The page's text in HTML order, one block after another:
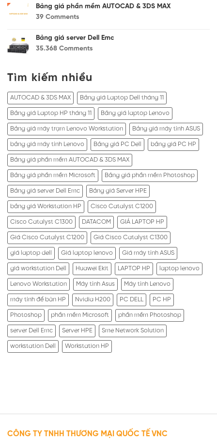
Bảng giá phần mềm AUTOCAD & 3DS MAX
39 Comments
Bảng giá server Dell Emc
35.368 Comments
Tìm kiếm nhiều
AUTOCAD & 3DS MAX Bảng giá Laptop Dell tháng 11
Bảng giá Laptop HP tháng 11 Bảng giá laptop Lenovo
Bảng giá máy trạm Lenovo Workstation Bảng giá máy tính ASUS
bảng giá máy tính Lenovo Bảng giá PC Dell bảng giá PC HP
Bảng giá phần mềm AUTOCAD & 3DS MAX
Bảng giá phần mềm Microsoft Bảng giá phần mềm Photoshop
Bảng giá server Dell Emc Bảng giá Server HPE
bảng giá Workstation HP Cisco Catalyst C1200
Cisco Catalyst C1300 DATACOM GIÁ LAPTOP HP
Giá Cisco Catalyst C1200 Giá Cisco Catalyst C1300
giá laptop dell Giá laptop lenovo Giá máy tính ASUS
giá workstation Dell Huawei Ekit LAPTOP HP laptop lenovo
Lenovo Workstation Máy tính Asus Máy tính Lenovo
máy tính để bàn HP Nvidia H200 PC DELL PC HP
Photoshop phần mềm Microsoft phần mềm Photoshop
server Dell Emc Server HPE Sme Network Solution
workstation Dell Workstation HP
CÔNG TY TNHH THƯƠNG MẠI QUỐC TẾ VNC